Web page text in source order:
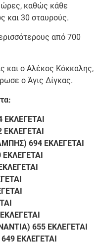
ώρες, καθώς κάθε
και 30 σταυρούς.
από 700
και ο Αλέκος Κόκκαλης,
ο Άγις Δίγκας.
694 ΕΚΛΕΓΕΤΑΙ
655 ΕΚΛΕΓΕΤΑΙ
ΕΚΛΕΓΕΤΑΙ